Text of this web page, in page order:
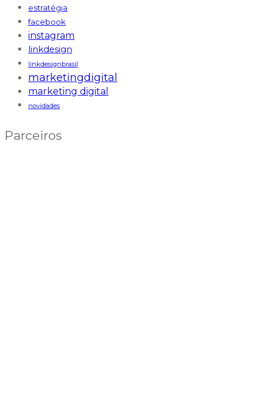
estratégia
facebook
instagram
linkdesign
linkdesignbrasil
marketingdigital
marketing digital
novidades
Parceiros